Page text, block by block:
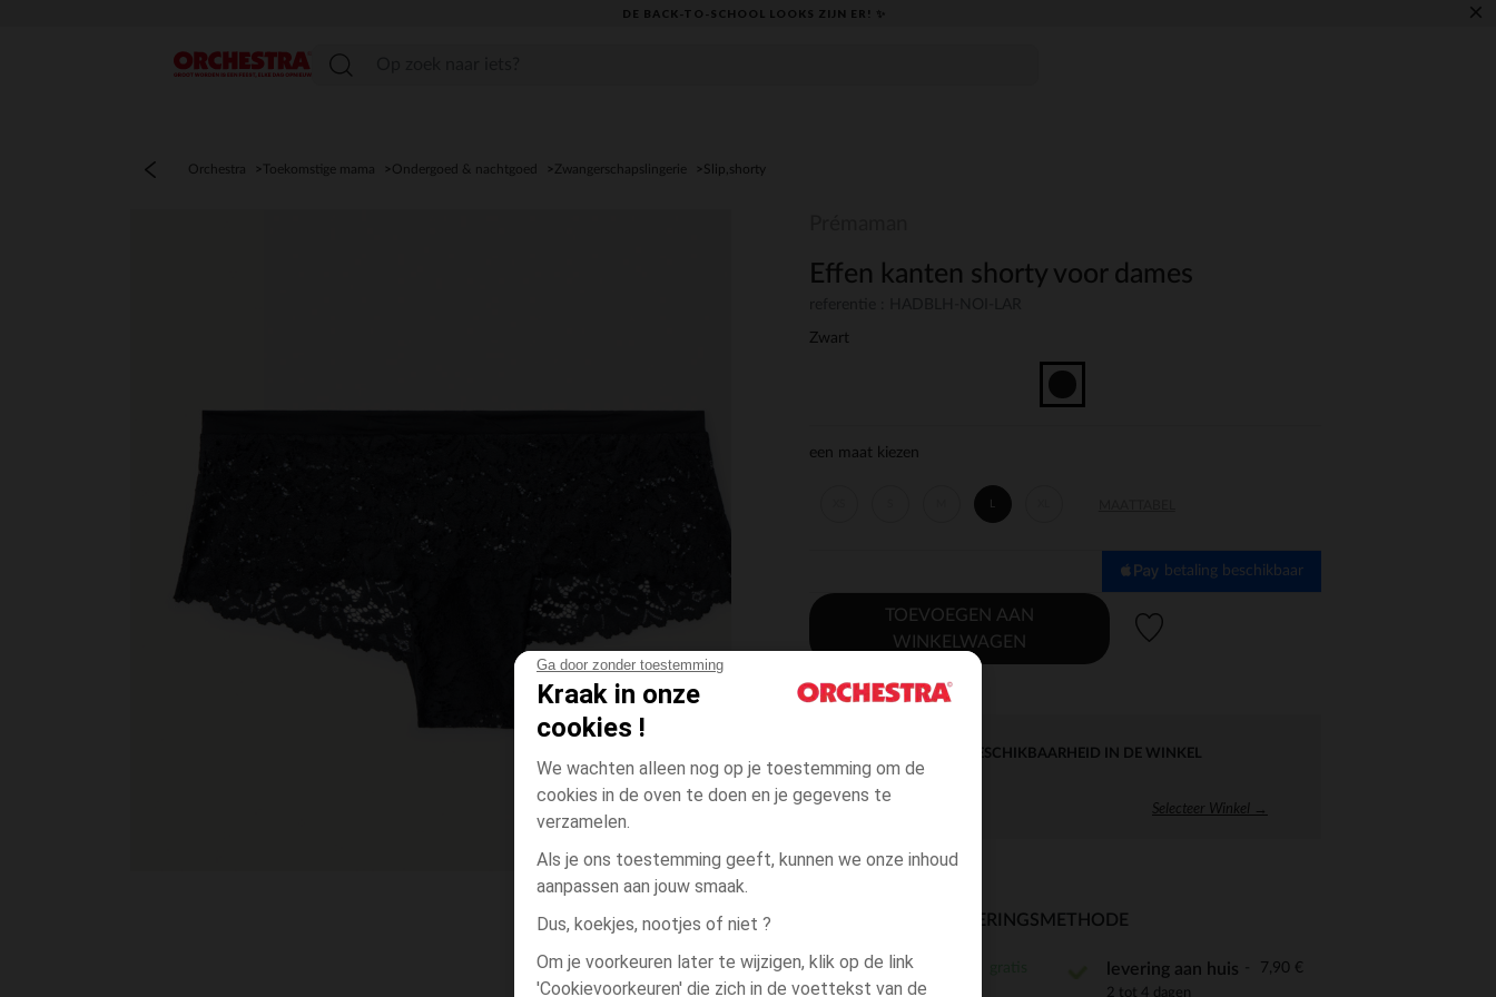
Ga door zonder toestemming
Kraak in onze
cookies !
We wachten alleen nog op je toestemming om de
cookies in de oven te doen en je gegevens te
verzamelen.
Als je ons toestemming geeft, kunnen we onze inhoud
aanpassen aan jouw smaak.
Dus, koekjes, nootjes of niet ?
Om je voorkeuren later te wijzigen, klik op de link
'Cookievoorkeuren' die zich in de voettekst van de
DE BACK-TO-SCHOOL LOOKS ZIJN ER! ✨ ×
menu
Orchestra Toekomstige mama Ondergoed & nachtgoed Zwangerschapslingerie Slip,shorty
Effen kanten shorty voor dames
Zwart
een maat kiezen
betaling beschikbaar
TOEVOEGEN AAN
WINKELWAGEN
DIRECTE BESCHIKBAARHEID IN DE WINKEL
Selecteer Winkel →
BESCHIKBAARE LEVERINGSMETHODE
winkel levering
3 tot 10 dagen
levering aan huis 7,90 €
2 tot 4 dagen